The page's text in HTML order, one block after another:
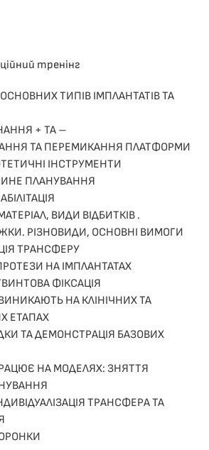
тренінг
ТИПІВ ІМПЛАНТАТІВ ТА
+ ТА –
ТА ПЕРЕМИКАННЯ ПЛАТФОРМИ
ІНСТРУМЕНТИ
ПЛАНУВАННЯ
ВИДИ ВІДБИТКІВ .
РІЗНОВИДИ, ОСНОВНІ ВИМОГИ
ТРАНСФЕРУ
НА ІМПЛАНТАТАХ
ФІКСАЦІЯ
НА КЛІНІЧНИХ ТА
ЕТАПАХ
ТА ДЕМОНСТРАЦІЯ БАЗОВИХ
НА МОДЕЛЯХ: ЗНЯТТЯ
ТРАНСФЕРА ТА